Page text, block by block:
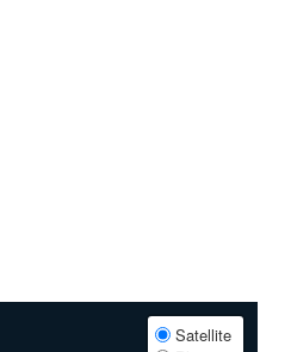
Satellite